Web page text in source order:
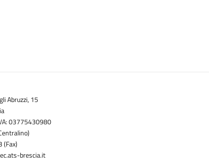
Abruzzi, 15
03775430980
brescia.it